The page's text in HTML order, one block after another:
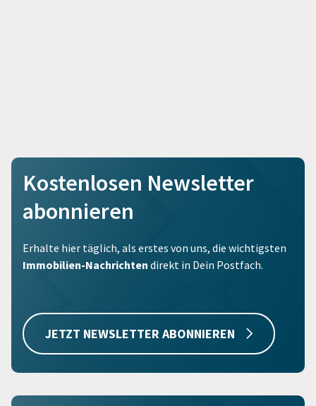
Kostenlosen Newsletter
abonnieren
Erhalte hier täglich, als erstes von uns, die wichtigsten
Immobilien-Nachrichten direkt in Dein Postfach.
JETZT NEWSLETTER ABONNIEREN